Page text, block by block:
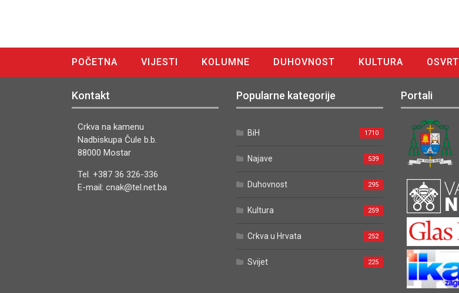
POČETNA VIJESTI KOLUMNE DUHOVNOST KULTURA OSVRTI
Kontakt
Crkva na kamenu
Nadbiskupa Čule b.b.
88000 Mostar
Tel. +387 36 326-336
E-mail: cnak@tel.net.ba
Popularne kategorije
BiH 1710
Najave 539
Duhovnost 295
Kultura 259
Crkva u Hrvata 252
Svijet 225
Portali